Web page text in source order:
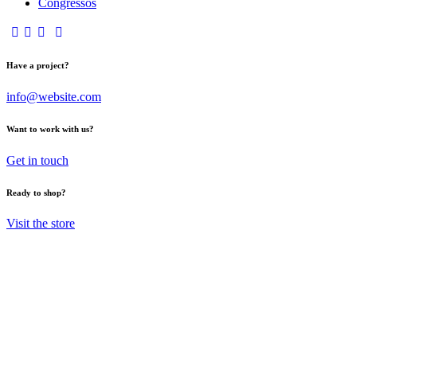
Have a project?
info@website.com
Want to work with us?
Get in touch
Ready to shop?
Visit the store